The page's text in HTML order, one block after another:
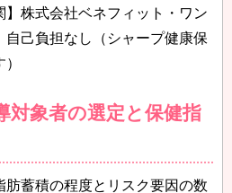
】株式会社ベネフィット・ワン
自己負担なし（シャープ健康保
対象者の選定と保健指
蓄積の程度とリスク要因の数